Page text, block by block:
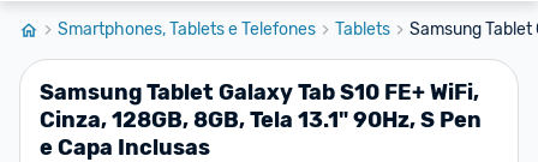
Smartphones, Tablets e Telefones Tablets Samsung Tablet
Samsung Tablet Galaxy Tab S10 FE+ WiFi,
Cinza, 128GB, 8GB, Tela 13.1" 90Hz, S Pen
e Capa Inclusas